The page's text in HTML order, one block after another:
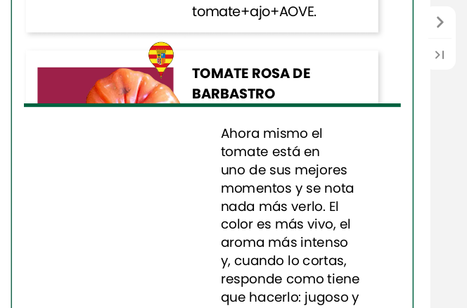
Ahora mismo el
tomate está en
uno de sus mejores
momentos y se nota
nada más verlo. El
color es más vivo, el
aroma más intenso
y, cuando locortas,
responde comotiene
que hacerlo: jugosoy
TOMATE NEGRO DE
tomate+ajo+AOVE.
TOMATE ROSADE
BARBASTRO
Sabordulceypoca
acidez.
Productodelicado,
ideal paraconsumirlo
rápido.
Steak tartarvegetalde
tomate.